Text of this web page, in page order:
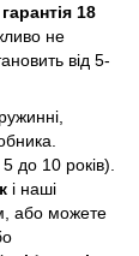
гарантія 18
не
від 5-
до 10 років).
і наші
або можете